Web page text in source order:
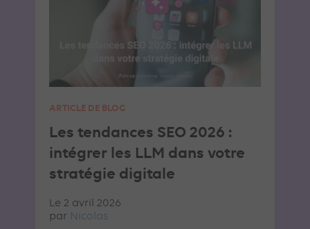
ARTICLE DE BLOG
Les tendances SEO 2026 :
intégrer les LLM dans votre
stratégie digitale
Le 2 avril 2026
par Nicolas